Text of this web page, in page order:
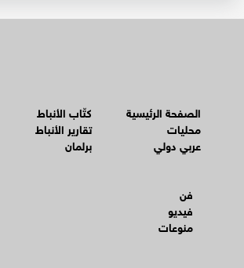
الصفحة الرئيسية
محليات
عربي دولي
كتّاب الأنباط
تقارير الأنباط
برلمان
فن
فيديو
منوعات